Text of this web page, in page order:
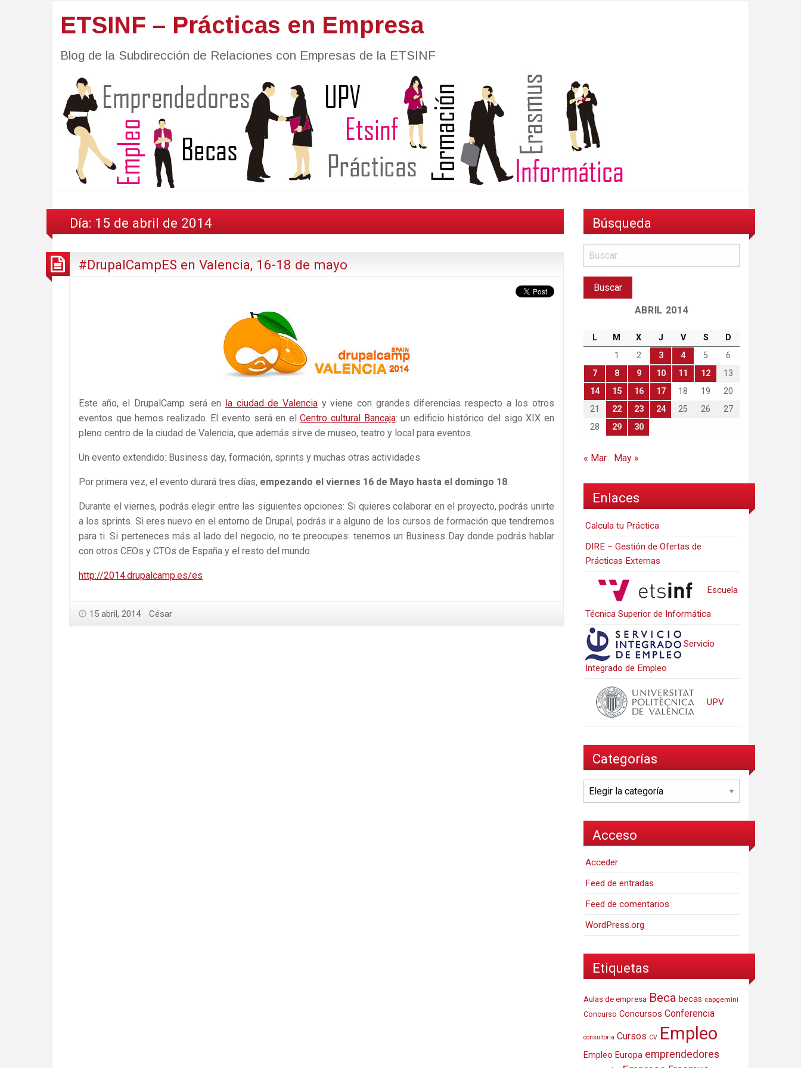
ETSINF – Prácticas en Empresa
Blog de la Subdirección de Relaciones con Empresas de la ETSINF
Día: 15 de abril de 2014
#DrupalCampES en Valencia, 16-18 de mayo
Este año, el DrupalCamp será en la ciudad de Valenciay viene con grandes diferencias respecto a los otros
eventos que hemos realizado. El evento será en elCentro cultural Bancaja: un edificio histórico del sigo XIX en
pleno centro de la ciudad de Valencia, que además sirve de museo, teatro y local para eventos.
Un evento extendido: Business day, formación, sprints y muchas otras actividades
Por primera vez, el evento durará tres días, empezando el viernes 16 de Mayo hasta el domingo 18.
Durante el viernes, podrás elegir entre las siguientes opciones: Si quieres colaborar en el proyecto, podrás unirte
a los sprints. Si eres nuevo en el entorno de Drupal, podrás ir a alguno de los cursos de formación que tendremos
para ti. Si perteneces más al lado del negocio, no te preocupes: tenemos un Business Day donde podrás hablar
con otros CEOs y CTOs de España y el resto del mundo.
http://2014.drupalcamp.es/es
15 abril, 2014 César
Búsqueda
ABRIL 2014
L M X J V S
D
1
2 3 4 5
6
7
8 9 10 11 12
13
14
15 16 17 18 19
20
21
22 23 24 25 26
27
28
29 30
« Mar May »
Enlaces
Calcula tu Práctica
DIRE – Gestión de Ofertas de
Prácticas Externas
Escuela
Técnica Superior de Informática
Servicio
Integrado de Empleo
UPV
Categorías
Categorías
Acceso
Acceder
Feed de entradas
Feed de comentarios
WordPress.org
Etiquetas
Aulas de empresa Beca becas capgemini
Concurso Concursos Conferencia
consultoria Cursos CV Empleo
Empleo Europa emprendedores